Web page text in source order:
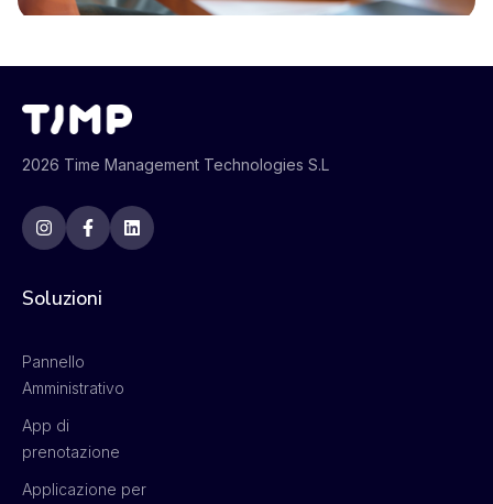
2026 Time Management Technologies S.L
Soluzioni
Pannello
Amministrativo
App di
prenotazione
Applicazione per